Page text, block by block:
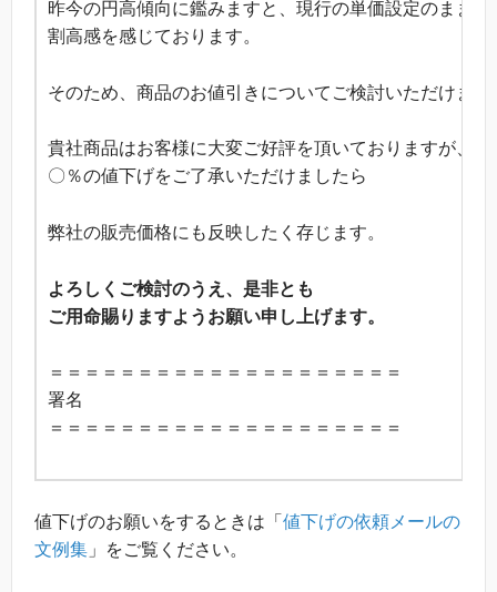
昨今の円高傾向に鑑みますと、現行の単価設定のままで
割高感を感じております。
そのため、商品のお値引きについてご検討いただけま
貴社商品はお客様に大変ご好評を頂いておりますが、
〇％の値下げをご了承いただけましたら
弊社の販売価格にも反映したく存じます。
よろしくご検討のうえ、是非とも
ご用命賜りますようお願い申し上げます。
＝＝＝＝＝＝＝＝＝＝＝＝＝＝＝＝＝＝＝＝
署名
＝＝＝＝＝＝＝＝＝＝＝＝＝＝＝＝＝＝＝＝
値下げのお願いをするときは「 値下げの依頼メールの
文例集 」をご覧ください。